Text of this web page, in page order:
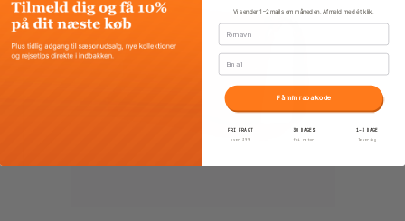
Vi sender 1–2 mails om måneden. Afmeld med ét klik.
Fornavn
Email
Få min rabatkode
FRI FRAGT
over 399
30 DAGES
fri retur
1–3 DAGE
levering